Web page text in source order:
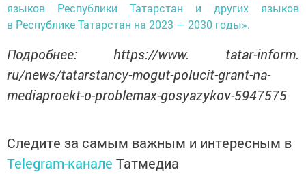
языков Республики Татарстан и других языков
в Республике Татарстан на 2023 — 2030 годы».
Подробнее: https://www. tatar-inform.
ru/news/tatarstancy-mogut-polucit-grant-na-
mediaproekt-o-problemax-gosyazykov-5947575
Следите за самым важным и интересным в
Telegram-канале Татмедиа